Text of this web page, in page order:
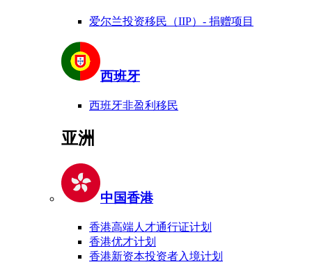
爱尔兰投资移民（IIP）- 捐赠项目
西班牙
西班牙非盈利移民
亚洲
中国香港
香港高端人才通行证计划
香港优才计划
香港新资本投资者入境计划